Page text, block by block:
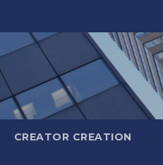
CREATOR CREATION